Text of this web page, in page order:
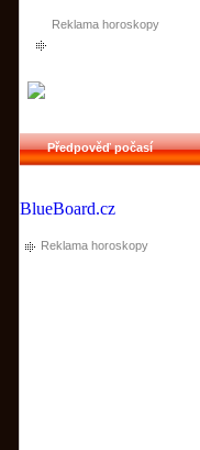
Reklama horoskopy
Předpověď počasí
BlueBoard.cz
Reklama horoskopy